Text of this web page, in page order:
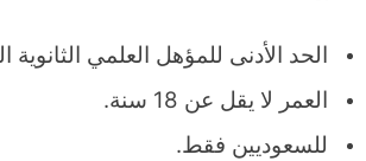
الحد الأدنى للمؤهل العلمي الثانوية
العمر لا يقل عن 18 سنة.
للسعوديين فقط.